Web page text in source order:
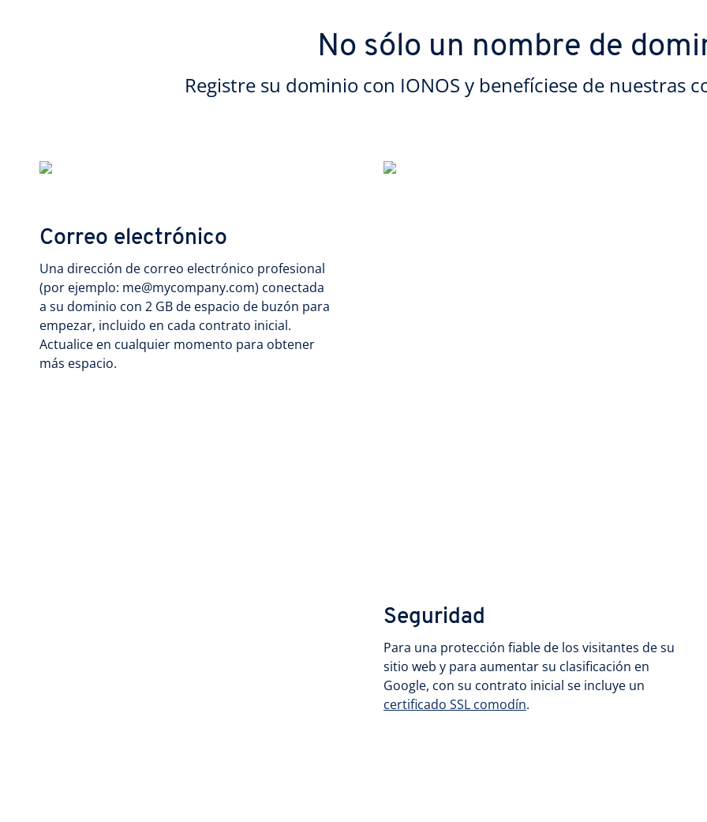
No sólo un nombre de
Registre su dominio con IONOS y benefíciese de nuestras
Correo electrónico
Una dirección de correo electrónico profesional
(por ejemplo: me@mycompany.com) conectada
a su dominio con 2 GB de espacio de buzón para
empezar, incluido en cada contrato inicial.
Actualice en cualquier momento para obtener
más espacio.
Seguridad
Para una protección fiable de los visitantes de su
sitio web y para aumentar su clasificación en
Google, con su contrato inicial se incluye un
certificado SSL comodín.